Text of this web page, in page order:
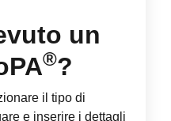
un
®?
il tipo di
e inserire i dettagli